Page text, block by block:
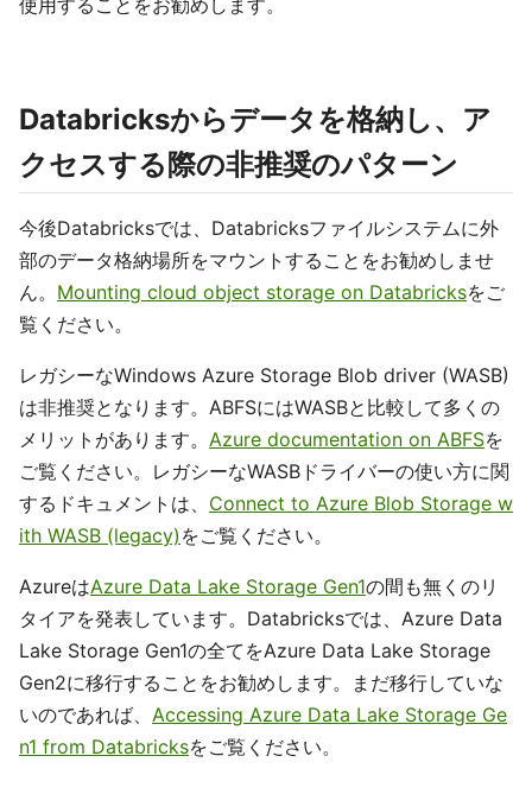
使用することをお勧めします。
Databricksからデータを格納し、ア
クセスする際の非推奨のパターン
今後Databricksでは、Databricksファイルシステムに外
部のデータ格納場所をマウントすることをお勧めしませ
ん。 Mounting cloud object storage on Databricksをご
覧ください。
レガシーなWindows Azure Storage Blob driver (WASB)
は非推奨となります。ABFSにはWASBと比較して多くの
メリットがあります。 Azure documentation on ABFSを
ご覧ください。レガシーなWASBドライバーの使い方に関
するドキュメントは、 Connect to Azure Blob Storage w
ith WASB (legacy) をご覧ください。
AzureはAzure Data Lake Storage Gen1の間も無くのリ
タイアを発表しています。Databricksでは、Azure Data
Lake Storage Gen1の全てをAzure Data Lake Storage
Gen2に移行することをお勧めします。まだ移行していな
いのであれば、 Accessing Azure Data Lake Storage Ge
n1 from Databricksをご覧ください。